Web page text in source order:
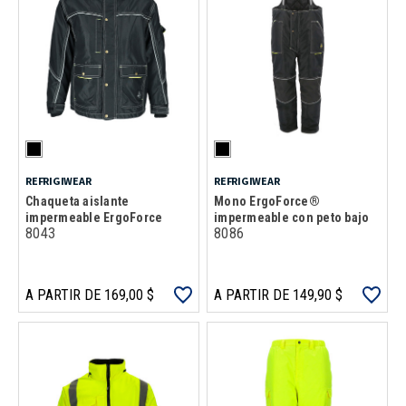
REFRIGIWEAR
Chaqueta aislante
impermeable ErgoForce
8043
A PARTIR DE 169,00 $
REFRIGIWEAR
Mono ErgoForce®
impermeable con peto bajo
8086
A PARTIR DE 149,90 $